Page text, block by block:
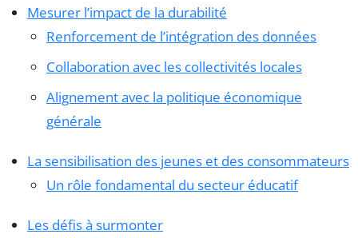
Mesurer l’impact de la durabilité
Renforcement de l’intégration des données
Collaboration avec les collectivités locales
Alignement avec la politique économique
générale
La sensibilisation des jeunes et des consommateurs
Un rôle fondamental du secteur éducatif
Les défis à surmonter